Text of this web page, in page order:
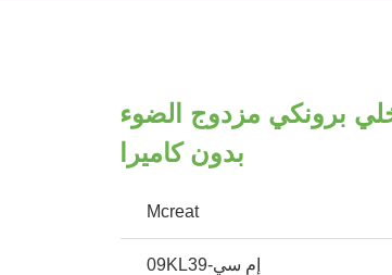
برونكي مزدوج الضوء
بدون كاميرا
Mcreat
إم سي-09KL39